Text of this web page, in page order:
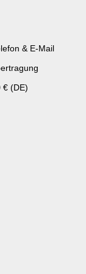
& E-Mail
€ (DE)